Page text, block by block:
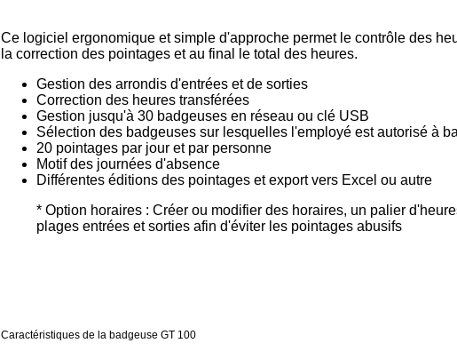
Ce logiciel ergonomique et simple d'approche permet le contrôle des
la correction des pointages et au final le total des heures.
Gestion des arrondis d'entrées et de sorties
Correction des heures transférées
Gestion jusqu'à 30 badgeuses en réseau ou clé USB
Sélection des badgeuses sur lesquelles l'employé est autorisé à
20 pointages par jour et par personne
Motif des journées d'absence
Différentes éditions des pointages et export vers Excel ou autre
* Option horaires : Créer ou modifier des horaires, un palier
plages entrées et sorties afin d'éviter les pointages abusifs
Caractéristiques de la badgeuse GT 100